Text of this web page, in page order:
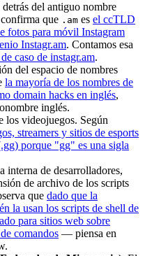
detrás del antiguo nombre
que .am es el ccTLD
fotos para móvil Instagram
Instagr.am. Contamos esa
caso de instagr.am.
del espacio de nombres
la mayoría de los nombres de
domain hacks en inglés,
inglés.
los videojuegos. Según
streamers y sitios de esports
porque "gg" es una sigla
interna de desarrolladores,
de archivo de los scripts
que dado que la
la usan los scripts de shell de
para sitios web sobre
comandos — piensa en